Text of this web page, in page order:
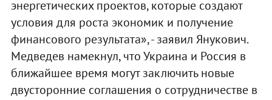
энергетических проектов, которые создают
условия для роста экономик и получение
финансового результата», - заявил Янукович.
Медведев намекнул, что Украина и Россия в
ближайшее время могут заключить новые
двусторонние соглашения о сотрудничестве в